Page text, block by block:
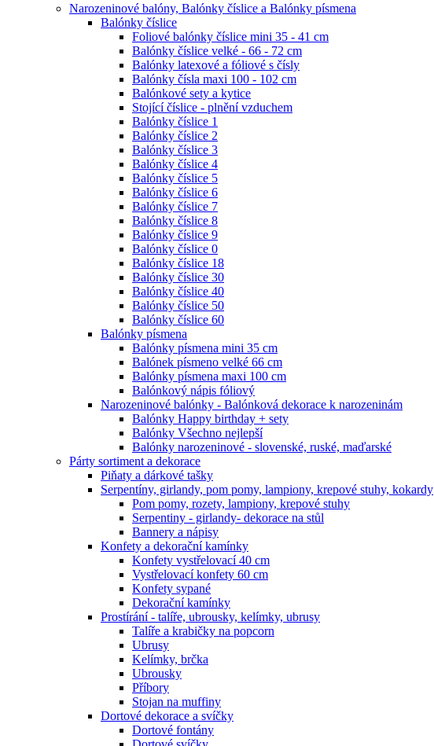
Narozeninové balóny, Balónky číslice a Balónky písmena
Balónky číslice
Foliové balónky číslice mini 35 - 41 cm
Balónky číslice velké - 66 - 72 cm
Balónky latexové a fóliové s čísly
Balónky čísla maxi 100 - 102 cm
Balónkové sety a kytice
Stojící číslice - plnění vzduchem
Balónky číslice 1
Balónky číslice 2
Balónky číslice 3
Balónky číslice 4
Balónky číslice 5
Balónky číslice 6
Balónky číslice 7
Balónky číslice 8
Balónky číslice 9
Balónky číslice 0
Balónky číslice 18
Balónky číslice 30
Balónky číslice 40
Balónky číslice 50
Balónky číslice 60
Balónky písmena
Balónky písmena mini 35 cm
Balónek písmeno velké 66 cm
Balónky písmena maxi 100 cm
Balónkový nápis fóliový
Narozeninové balónky - Balónková dekorace k narozeninám
Balónky Happy birthday + sety
Balónky Všechno nejlepší
Balónky narozeninové - slovenské, ruské, maďarské
Párty sortiment a dekorace
Piňaty a dárkové tašky
Serpentíny, girlandy, pom pomy, lampiony, krepové stuhy, kokardy
Pom pomy, rozety, lampiony, krepové stuhy
Serpentiny - girlandy- dekorace na stůl
Bannery a nápisy
Konfety a dekorační kamínky
Konfety vystřelovací 40 cm
Vystřelovací konfety 60 cm
Konfety sypané
Dekorační kamínky
Prostírání - talíře, ubrousky, kelímky, ubrusy
Talíře a krabičky na popcorn
Ubrusy
Kelímky, brčka
Ubrousky
Příbory
Stojan na muffiny
Dortové dekorace a svíčky
Dortové fontány